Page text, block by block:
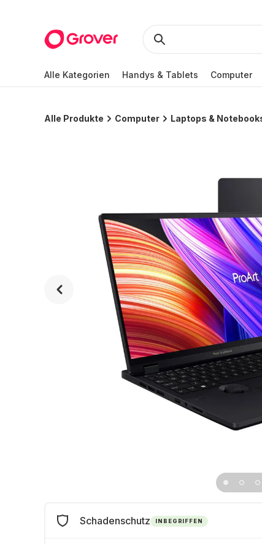
Alle Kategorien Handys & Tablets Computer
Alle Produkte Computer Laptops &
Schadenschutz INBEGRIFFEN